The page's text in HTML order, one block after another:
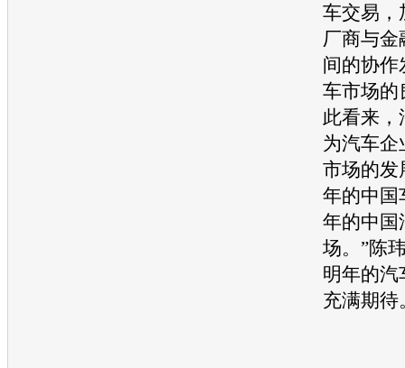
车交易，
厂商与金
间的协作
车市场的
此看来，
为汽车企
市场的发
年的中国
年的中国
场。”陈
明年的汽
充满期待